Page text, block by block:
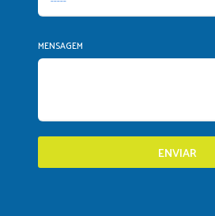
MENSAGEM
ENVIAR